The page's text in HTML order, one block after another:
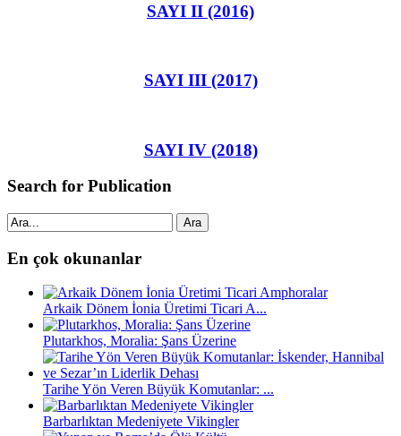
SAYI II (2016)
SAYI III (2017)
SAYI IV (2018)
Search for Publication
Ara
En çok okunanlar
Arkaik Dönem İonia Üretimi Ticari A...
Plutarkhos, Moralia: Şans Üzerine
Tarihe Yön Veren Büyük Komutanlar: ...
Barbarlıktan Medeniyete Vikingler